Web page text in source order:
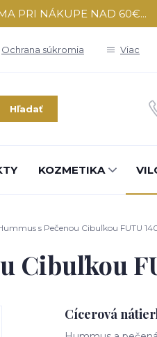
PRI NÁKUPE NAD 60€...
Ochrana súkromia Viac
Hľadať
KOZMETIKA
s Pečenou Cibuľkou FUTU
Cibuľkou
Cícerová